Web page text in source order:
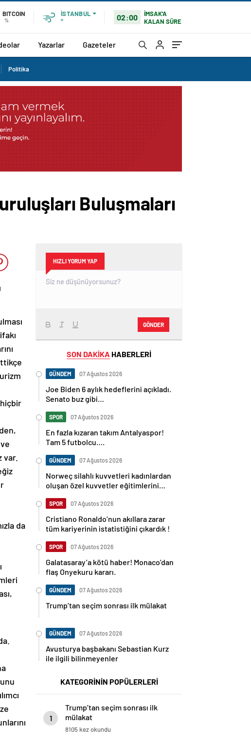
BITCOIN
%
İSTANBUL
°
02:00
İMSAK'A
KALAN SÜRE
Yazarlar Gazeteler
Politika
Buluşmaları
var.
da
HIZLI YORUM YAP
GÖNDER
SON DAKİKA HABERLERİ
GÜNDEM 07 Ağustos 2026
Joe Biden 6 aylık hedeflerini açıkladı.
Senato buz gibi…
SPOR 07 Ağustos 2026
En fazla kızaran takım Antalyaspor!
Tam 5 futbolcu….
GÜNDEM 07 Ağustos 2026
Norweç silahlı kuvvetleri kadınlardan
oluşan özel kuvvetler eğitimlerini
SPOR 07 Ağustos 2026
Cristiano Ronaldo’nun akıllara zarar
tüm kariyerinin istatistiğini çıkardık !
SPOR 07 Ağustos 2026
Galatasaray’a kötü haber! Monaco’dan
flaş Onyekuru kararı.
GÜNDEM 07 Ağustos 2026
Trump’tan seçim sonrası ilk mülakat
GÜNDEM 07 Ağustos 2026
Avusturya başbakanı Sebastian Kurz
ile ilgili bilinmeyenler
KATEGORİNİN POPÜLERLERİ
1
Trump’tan seçim sonrası ilk
mülakat
8105 kez okundu